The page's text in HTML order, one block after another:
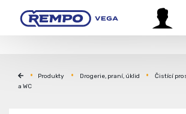
Produkty Drogerie, praní, úklid Čistící
a WC